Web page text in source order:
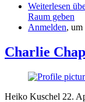
Weiterlesen
Raum geben
Anmelden, um
Charlie
Heiko Kuschel 22.